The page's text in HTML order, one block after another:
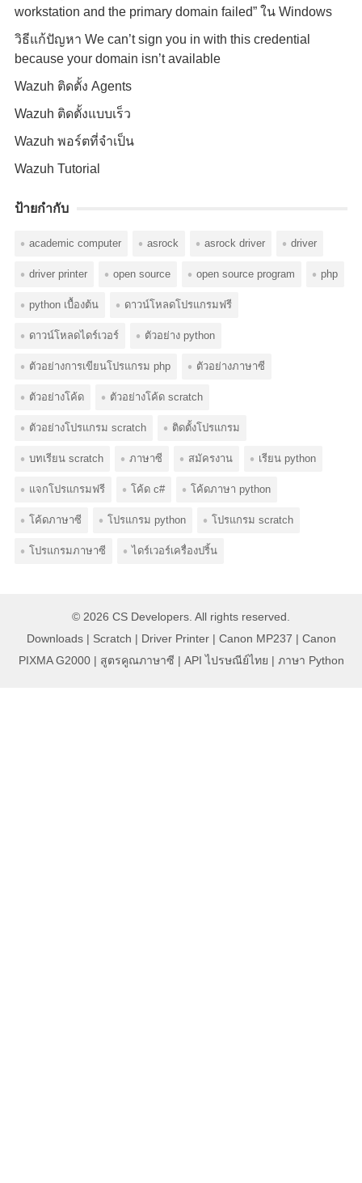
workstation and the primary domain failed” ใน Windows
วิธีแก้ปัญหา We can’t sign you in with this credential
because your domain isn’t available
Wazuh ติดตั้ง Agents
Wazuh ติดตั้งแบบเร็ว
Wazuh พอร์ตที่จำเป็น
Wazuh Tutorial
ป้ายกำกับ
academic computer asrock asrock driver driver
driver printer open source open source program php
python เบื้องต้น ดาวน์โหลดโปรแกรมฟรี
ดาวน์โหลดไดร์เวอร์ ตัวอย่าง python
ตัวอย่างการเขียนโปรแกรม php ตัวอย่างภาษาซี
ตัวอย่างโค้ด ตัวอย่างโค้ด scratch
ตัวอย่างโปรแกรม scratch ติดตั้งโปรแกรม
บทเรียน scratch ภาษาซี สมัครงาน เรียน python
แจกโปรแกรมฟรี โค้ด c# โค้ดภาษา python
โค้ดภาษาซี โปรแกรม python โปรแกรม scratch
โปรแกรมภาษาซี ไดร์เวอร์เครื่องปริ้น
© 2026 CS Developers . All rights reserved.
Downloads| Scratch | Driver Printer| Canon MP237 | Canon
PIXMA G2000| สูตรคูณภาษาซี | API ไปรษณีย์ไทย | ภาษา Python